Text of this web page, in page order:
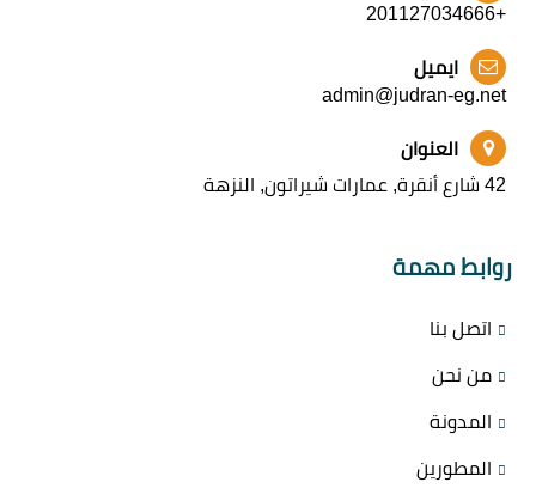
+201127034666
ايميل
admin@judran-eg.net
العنوان
42 شارع أنقرة, عمارات شيراتون, النزهة
روابط مهمة
اتصل بنا
من نحن
المدونة
المطورين